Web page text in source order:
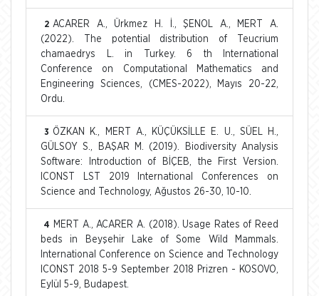
2 ACARER A., Ürkmez H. İ., ŞENOL A., MERT A.
(2022). The potential distribution of Teucrium
chamaedrys L. in Turkey. 6 th International
Conference on Computational Mathematics and
Engineering Sciences, (CMES-2022), Mayıs 20-22,
Ordu.
3 ÖZKAN K., MERT A., KÜÇÜKSİLLE E. U., SÜEL H.,
GÜLSOY S., BAŞAR M. (2019). Biodiversity Analysis
Software: Introduction of BİÇEB, the First Version.
ICONST LST 2019 International Conferences on
Science and Technology, Ağustos 26-30, 10-10.
4
MERT A., ACARER A. (2018). Usage Rates of Reed
beds in Beyşehir Lake of Some Wild Mammals.
International Conference on Science and Technology
ICONST 2018 5-9 September 2018 Prizren - KOSOVO,
Eylül 5-9, Budapest.